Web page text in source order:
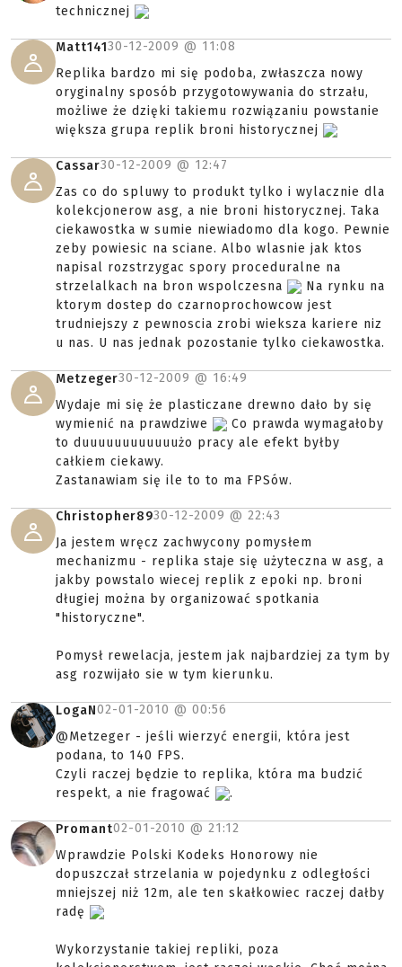
technicznej
Matt14130-12-2009 @ 11:08
Replika bardzo mi się podoba, zwłaszcza nowy
oryginalny sposób przygotowywania do strzału,
możliwe że dzięki takiemu rozwiązaniu powstanie
większa grupa replik broni historycznej
Cassar30-12-2009 @ 12:47
Zas co do spluwy to produkt tylko i wylacznie dla
kolekcjonerow asg, a nie broni historycznej. Taka
ciekawostka w sumie niewiadomo dla kogo. Pewnie
zeby powiesic na sciane. Albo wlasnie jak ktos
napisal rozstrzygac spory proceduralne na
strzelalkach na bron wspolczesna
Na rynku na
ktorym dostep do czarnoprochowcow jest
trudniejszy z pewnoscia zrobi wieksza kariere niz
u nas. U nas jednak pozostanie tylko ciekawostka.
Metzeger30-12-2009 @ 16:49
Wydaje mi się że plasticzane drewno dało by się
wymienić na prawdziwe
Co prawda wymagałoby
to duuuuuuuuuuuużo pracy ale efekt byłby
całkiem ciekawy.
Zastanawiam się ile to to ma FPSów.
Christopher8930-12-2009 @ 22:43
Ja jestem wręcz zachwycony pomysłem
mechanizmu - replika staje się użyteczna w asg, a
jakby powstalo wiecej replik z epoki np. broni
długiej można by organizować spotkania
"historyczne".
Pomysł rewelacja, jestem jak najbardziej za tym by
asg rozwijało sie w tym kierunku.
LogaN02-01-2010 @ 00:56
@Metzeger - jeśli wierzyć energii, która jest
podana, to 140 FPS.
Czyli raczej będzie to replika, która ma budzić
respekt, a nie fragować
.
Promant02-01-2010 @ 21:12
Wprawdzie Polski Kodeks Honorowy nie
dopuszczał strzelania w pojedynku z odległości
mniejszej niż 12m, ale ten skałkowiec raczej dałby
radę
Wykorzystanie takiej repliki, poza